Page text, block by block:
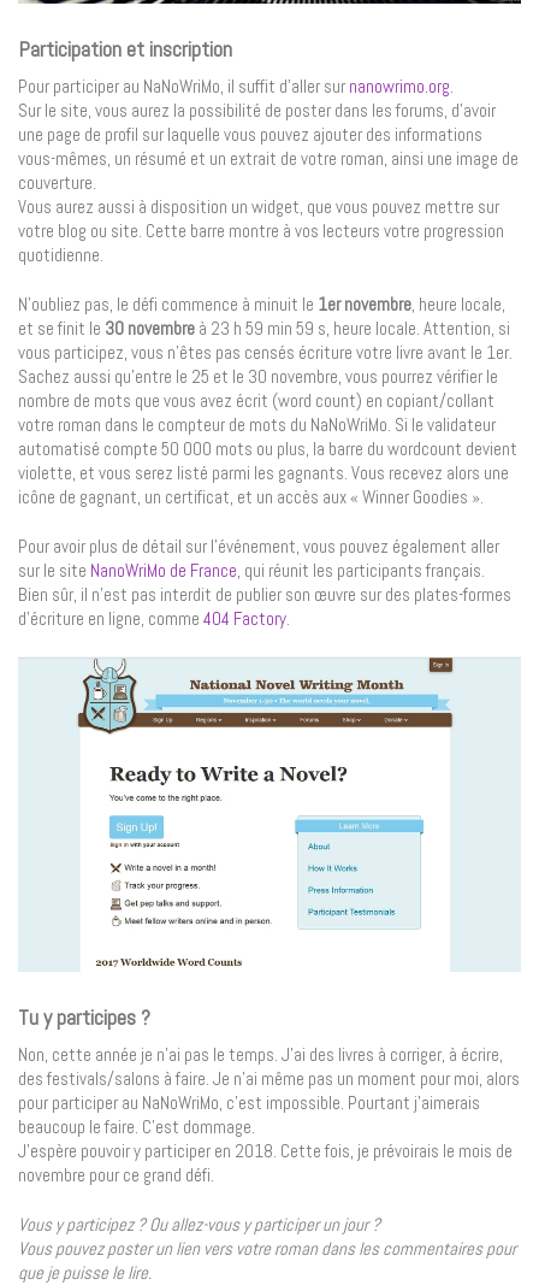
Participation et inscription
Pour participer au NaNoWriMo, il suffit d’aller sur nanowrimo.org
Sur le site, vous aurez la possibilité de poster dans les forums, d’avoir
une page de profil sur laquelle vous pouvez ajouter des informations
vous-mêmes, un résumé et un extrait de votre roman, ainsi une image de
couverture.
Vous aurez aussi à disposition un widget, que vous pouvez mettre sur
votre blog ou site. Cette barre montre à vos lecteurs votre progression
quotidienne.
N’oubliez pas, le défi commence à minuit le 1er novembre, heure locale,
et se finit le 30 novembre à 23 h 59 min 59 s, heure locale. Attention, si
vous participez, vous n’êtes pas censés écriture votre livre avant le 1er.
Sachez aussi qu’entre le 25 et le 30 novembre, vous pourrez vérifier le
nombre de mots que vous avez écrit (word count) en copiant/collant
votre roman dans le compteur de mots du NaNoWriMo. Si le validateur
automatisé compte 50 000 mots ou plus, la barre du wordcount devient
violette, et vous serez listé parmi les gagnants. Vous recevez alors une
icône de gagnant, un certificat, et un accès aux « Winner Goodies ».
Pour avoir plus de détail sur l’événement, vous pouvez également aller
sur le site NanoWriMo de France, qui réunit les participants français.
Bien sûr, il n’est pas interdit de publier son œuvre sur des plates-formes
d’écriture en ligne, comme 404 Factory.
Tu y participes ?
Non, cette année je n’ai pas le temps. J’ai des livres à corriger, à écrire,
des festivals/salons à faire. Je n’ai même pas un moment pour moi, alors
pour participer au NaNoWriMo, c’est impossible. Pourtant j’aimerais
beaucoup le faire. C’est dommage.
J’espère pouvoir y participer en 2018. Cette fois, je prévoirais le mois de
novembre pour ce grand défi.
Vous y participez ? Ou allez-vous y participer un jour ?
Vous pouvez poster un lien vers votre roman dans les commentaires pour
que je puisse le lire.